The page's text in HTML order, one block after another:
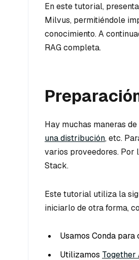
En este tutorial,
Milvus, permitiéndole
conocimiento. A
RAG completa.
Hay muchas maneras
una distribución, etc.
varios proveedores. Por
Stack.
Este tutorial utiliza la
iniciarlo de otra forma,
Usamos Conda
Utilizamos Together